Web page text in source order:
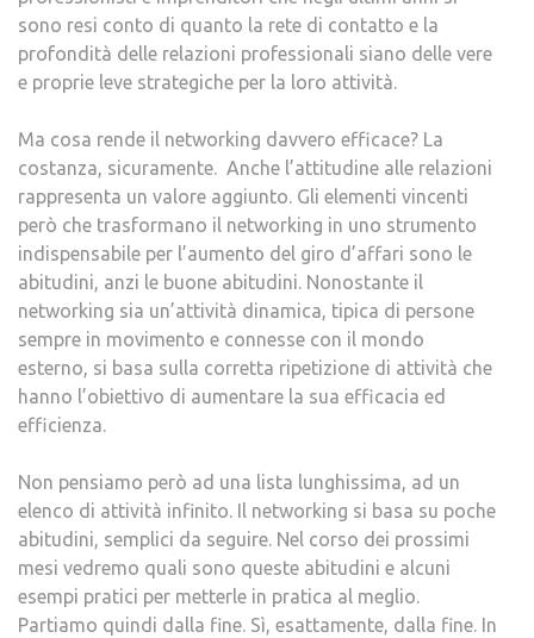
sono resi conto di quanto la rete di contatto e la
profondità delle relazioni professionali siano delle vere
e proprie leve strategiche per la loro attività.
Ma cosa rende il networking davvero efficace? La
costanza, sicuramente. Anche l’attitudine alle relazioni
rappresenta un valore aggiunto. Gli elementi vincenti
però che trasformano il networking in uno strumento
indispensabile per l’aumento del giro d’affari sono le
abitudini, anzi le buone abitudini. Nonostante il
networking sia un’attività dinamica, tipica di persone
sempre in movimento e connesse con il mondo
esterno, si basa sulla corretta ripetizione di attività che
hanno l’obiettivo di aumentare la sua efficacia ed
efficienza.
Non pensiamo però ad una lista lunghissima, ad un
elenco di attività infinito. Il networking si basa su poche
abitudini, semplici da seguire. Nel corso dei prossimi
mesi vedremo quali sono queste abitudini e alcuni
esempi pratici per metterle in pratica al meglio.
Partiamo quindi dalla fine. Sì, esattamente, dalla fine. In